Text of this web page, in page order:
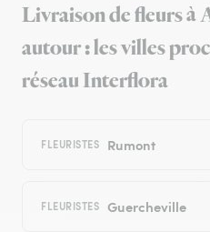
Livraison de fleurs à
autour : les villes
réseau Interflora
FLEURISTES Rumont
FLEURISTES Guercheville